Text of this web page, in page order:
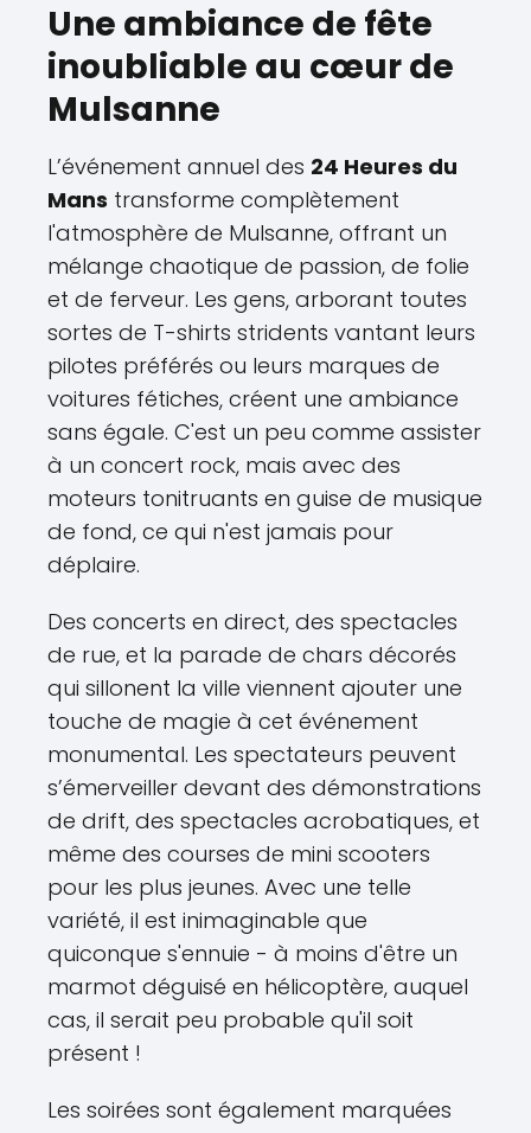
Une ambiance de fête
inoubliable au cœur de
Mulsanne
L’événement annuel des 24 Heures du
Mans transforme complètement
l'atmosphère de Mulsanne, offrant un
mélange chaotique de passion, de folie
et de ferveur. Les gens, arborant toutes
sortes de T-shirts stridents vantant leurs
pilotes préférés ou leurs marques de
voitures fétiches, créent une ambiance
sans égale. C'est un peu comme assister
à un concert rock, mais avec des
moteurs tonitruants en guise de musique
de fond, ce qui n'est jamais pour
déplaire.
Des concerts en direct, des spectacles
de rue, et la parade de chars décorés
qui sillonent la ville viennent ajouter une
touche de magie à cet événement
monumental. Les spectateurs peuvent
s’émerveiller devant des démonstrations
de drift, des spectacles acrobatiques, et
même des courses de mini scooters
pour les plus jeunes. Avec une telle
variété, il est inimaginable que
quiconque s'ennuie - à moins d'être un
marmot déguisé en hélicoptère, auquel
cas, il serait peu probable qu'il soit
présent !
Les soirées sont également marquées